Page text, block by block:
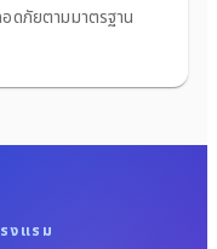
ดภัยตามมาตรฐาน
งแรม